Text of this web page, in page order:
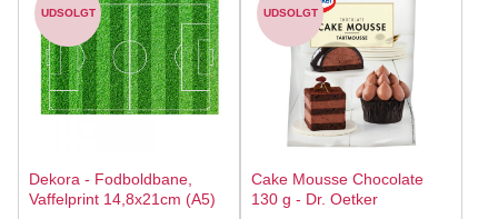
UDSOLGT
Dekora - Fodboldbane,
Vaffelprint 14,8x21cm (A5)
UDSOLGT
Cake Mousse Chocolate
130 g - Dr. Oetker